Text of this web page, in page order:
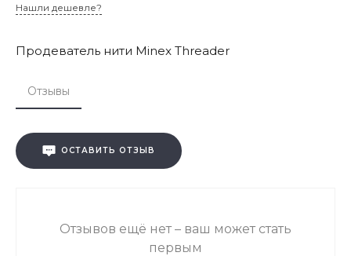
Нашли дешевле?
Продеватель нити Minex Threader
Отзывы
ОСТАВИТЬ ОТЗЫВ
Отзывов ещё нет – ваш может стать
первым